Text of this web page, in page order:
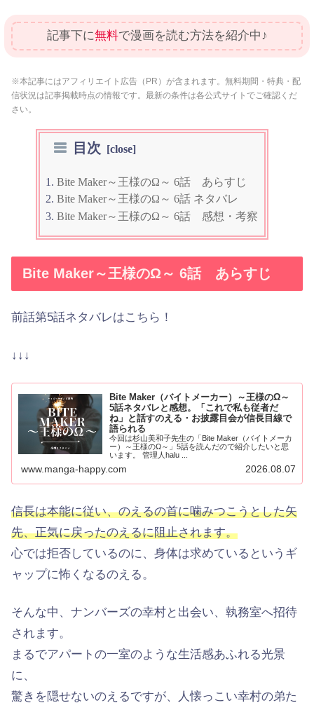
記事下に無料で漫画を読む方法を紹介中♪
※本記事にはアフィリエイト広告（PR）が含まれます。無料期間・特典・配
信状況は記事掲載時点の情報です。最新の条件は各公式サイトでご確認くだ
さい。
目次
Bite Maker～王様のΩ～ 6話 あらすじ
Bite Maker～王様のΩ～ 6話 ネタバレ
Bite Maker～王様のΩ～ 6話 感想・考察
Bite Maker～王様のΩ～ 6話 あらすじ
前話第5話ネタバレはこちら！
↓↓↓
Bite Maker（バイトメーカー）～王様のΩ～
5話ネタバレと感想。「これで私も従者だ
ね」と話すのえる・お披露目会が信長目線で
語られる
今回は杉山美和子先生の「Bite Maker（バイトメーカ
ー）～王様のΩ～」5話を読んだので紹介したいと思
います。 管理人halu ...
www.manga-happy.com 2026.08.07
信長は本能に従い、のえるの首に噛みつこうとした矢
先、正気に戻ったのえるに阻止されます。
心では拒否しているのに、身体は求めているというギ
ャップに怖くなるのえる。
そんな中、ナンバーズの幸村と出会い、執務室へ招待
されます。
まるでアパートの一室のような生活感あふれる光景
に、
驚きを隠せないのえるですが、人懐っこい幸村の弟た